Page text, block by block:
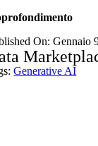
On: Gennaio
Generative AI